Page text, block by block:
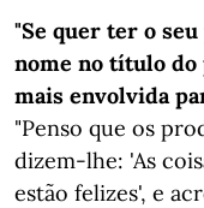
"Se quer ter o
nome no título do
mais envolvida
"Penso que os
dizem-lhe: 'As
estão felizes', e